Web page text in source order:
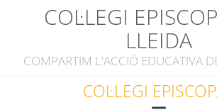
COL·LEGI
LLEIDA
COMPARTIM L'ACCIÓ EDUCATIVA
COL·LEGI